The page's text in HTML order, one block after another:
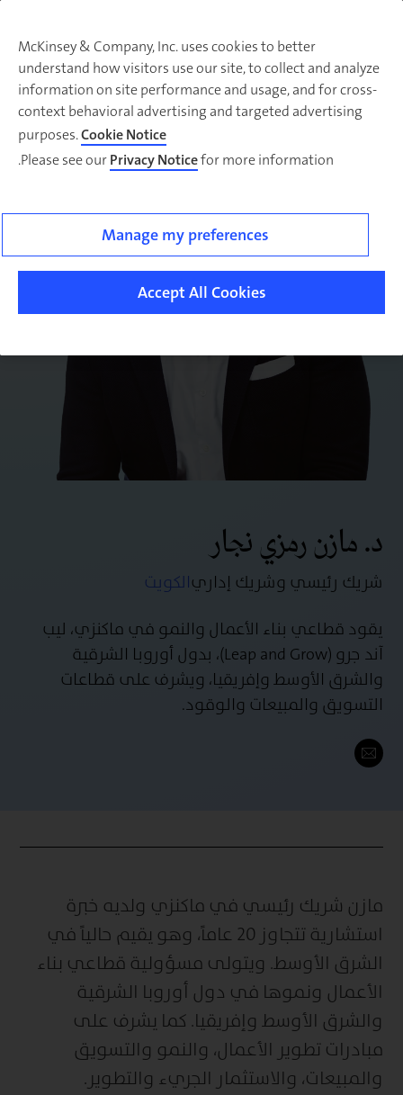
د. مازن رمزي نجار
شريك رئيسي وشريك إداريالكويت
يقود قطاعي بناء الأعمال والنمو في ماكنزي، ليب
آند جرو (Leap and Grow)، بدول أوروبا الشرقية
والشرق الأوسط وإفريقيا، ويشرف على قطاعات
التسويق والمبيعات والوقود.
مازن شريك رئيسي في ماكنزي ولديه خبرة
استشارية تتجاوز 20 عاماً، وهو يقيم حالياً في
الشرق الأوسط. ويتولى مسؤولية قطاعي بناء
الأعمال ونموها في دول أوروبا الشرقية
والشرق الأوسط وإفريقيا. كما يشرف على
مبادرات تطوير الأعمال، والنمو والتسويق
والمبيعات، والاستثمار الجريء والتطوير.
McKinsey & Company, Inc. uses cookies to better
understand how visitors use our site, to collect and analyze
information on site performance and usage, and for cross-
context behavioral advertising and targeted advertising
purposes.Cookie Notice
Please see ourPrivacy Noticefor more information.
Manage my preferences
Accept All Cookies